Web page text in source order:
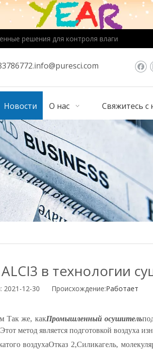
решения для контроля влаги
info@puresci.com
Новости О нас Свяжитесь с
в технологии
2021-12-30 Происхождение:Работает
Так же, какПромышленный осушитель
Этот метод является подготовкой воздуха из
воздухаОтказ 2,Силикагель,